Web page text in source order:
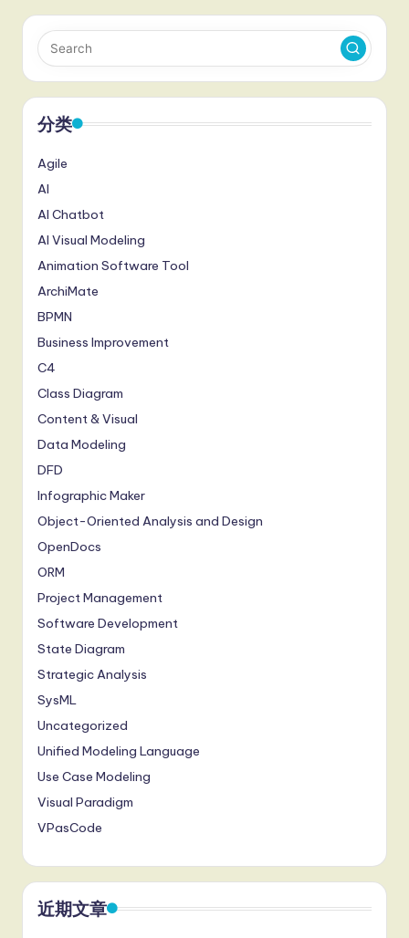
分类
Agile
AI
AI Chatbot
AI Visual Modeling
Animation Software Tool
ArchiMate
BPMN
Business Improvement
C4
Class Diagram
Content & Visual
Data Modeling
DFD
Infographic Maker
Object-Oriented Analysis and Design
OpenDocs
ORM
Project Management
Software Development
State Diagram
Strategic Analysis
SysML
Uncategorized
Unified Modeling Language
Use Case Modeling
Visual Paradigm
VPasCode
近期文章